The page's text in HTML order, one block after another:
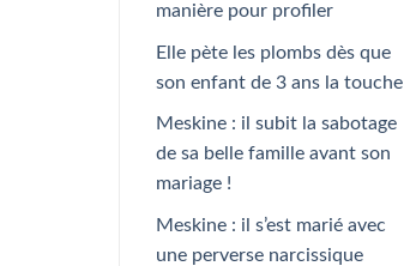
manière pour profiler
Elle pète les plombs dès que
son enfant de 3 ans la touche
Meskine : il subit la sabotage
de sa belle famille avant son
mariage !
Meskine : il s’est marié avec
une perverse narcissique